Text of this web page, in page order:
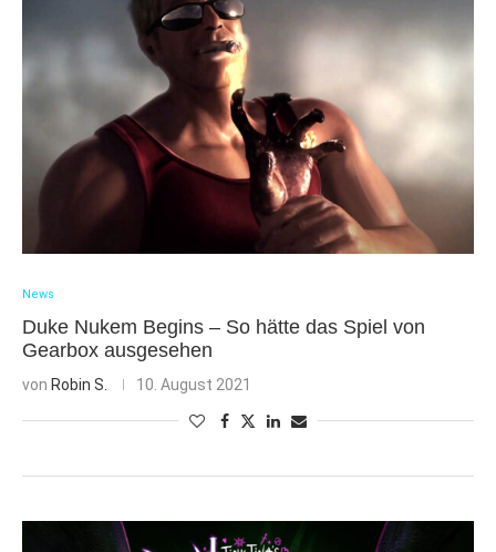
News
Duke Nukem Begins – So hätte das Spiel von
Gearbox ausgesehen
von Robin S. 10. August 2021